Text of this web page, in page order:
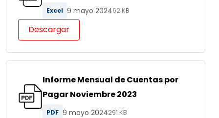
Excel 9 mayo 202462 KB
Descargar
Informe Mensual de Cuentas por
Pagar Noviembre 2023
PDF 9 mayo 2024291 KB